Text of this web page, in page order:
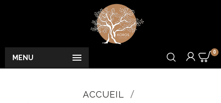

MENU
0
ACCUEIL